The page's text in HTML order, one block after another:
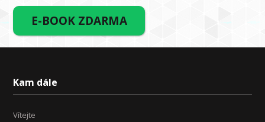
E-BOOK ZDARMA
Kam dále
Vítejte